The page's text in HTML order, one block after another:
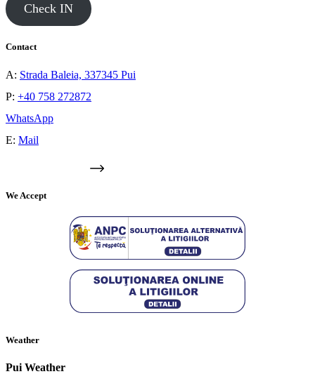
Check IN
Contact
A: Strada Baleia, 337345 Pui
P: +40 758 272872
WhatsApp
E: Mail
We Accept
Weather
Pui Weather